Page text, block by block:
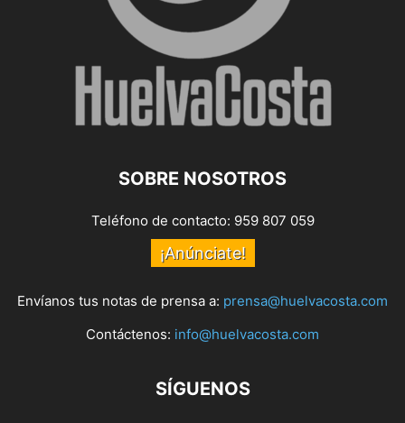
SOBRE NOSOTROS
Teléfono de contacto: 959 807 059
¡Anúnciate!
Envíanos tus notas de prensa a: prensa@huelvacosta.com
Contáctenos: info@huelvacosta.com
SÍGUENOS